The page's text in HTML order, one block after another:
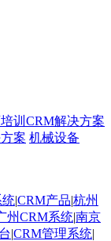
训CRM解决方案
案 机械设备
统|CRM产品|杭州
州CRM系统|南京
|CRM管理系统|